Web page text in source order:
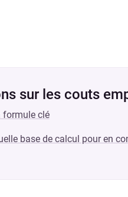
sur les couts
formule clé
base de calcul pour en